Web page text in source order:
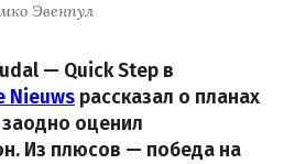
Эвенпул
— Quick Step в
Nieuws рассказал о планах
оценил
Из плюсов — победа на